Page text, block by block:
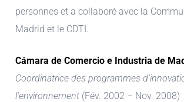
personnes et a collaboré avec la
Madrid et le CDTI.
Cámara de Comercio e Industria de
Coordinatrice des programmes
l’environnement (Fév. 2002 – Nov. 2008)